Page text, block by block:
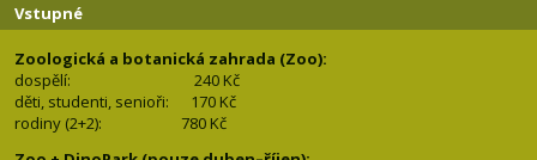
Vstupné
Zoologická a botanická zahrada (Zoo):
dospělí:
240 Kč
děti, studenti, senioři: 170 Kč
rodiny (2+2): 780 Kč